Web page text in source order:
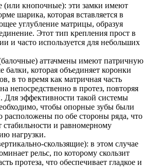
(или кнопочные): эти замки имеют
шарика, которая вставляется в
углубление матрицы, образуя
Этот тип крепления прост в
и часто используется для небольших
аттачмены имеют патричную
балки, которая объединяет коронки
в то время как матричная часть
непосредственно в протез, повторяя
Для эффективности такой системы
чтобы опорные зубы были
расположены по обе стороны ряда, что
стабильности и равномерному
нагрузки.
скользящие): в этом случае
рельс, по которому скользит
протеза, что обеспечивает гладкое и